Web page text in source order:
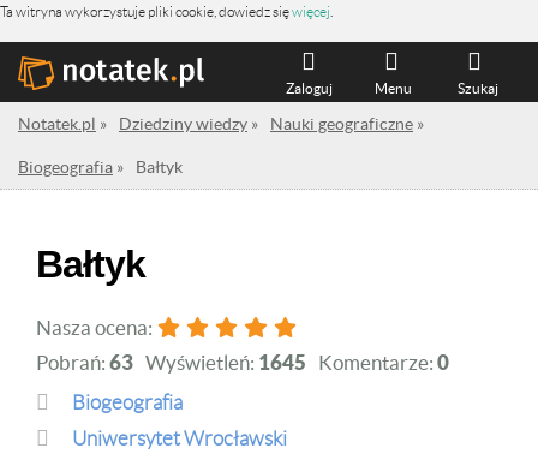
Ta witryna wykorzystuje pliki cookie, dowiedz sięwięcej
Szukaj
Menu
Zaloguj
Notatek.pl » Dziedziny wiedzy » Nauki geograficzne »
Biogeografia » Bałtyk
Bałtyk
Nasza ocena:
Pobrań: 63 Wyświetleń: 1645 Komentarze: 0
Biogeografia
Uniwersytet Wrocławski